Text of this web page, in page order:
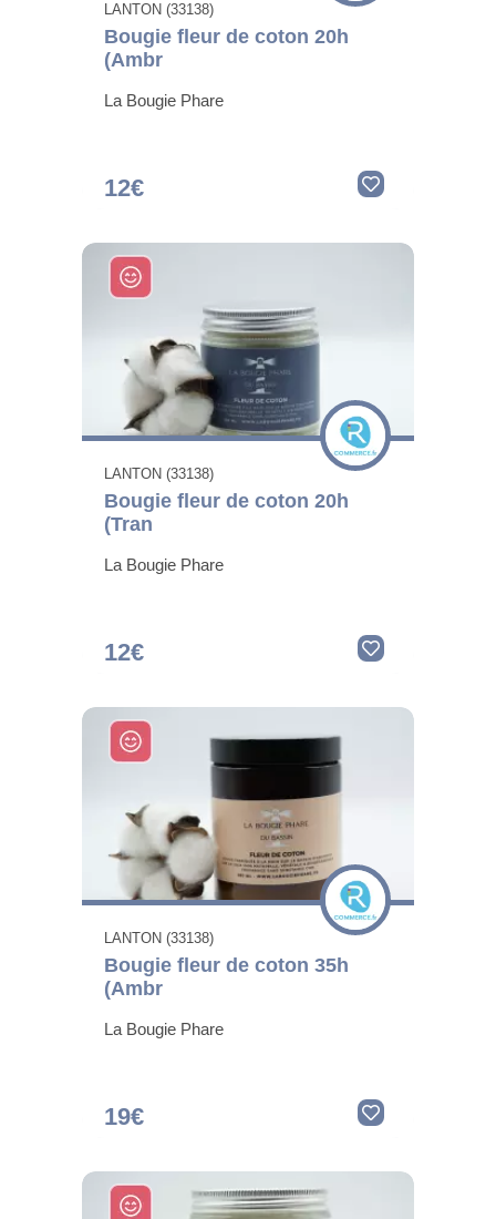
LANTON (33138)
Bougie fleur de coton 20h
(Ambr
La Bougie Phare
12€
LANTON (33138)
Bougie fleur de coton 20h
(Tran
La Bougie Phare
12€
LANTON (33138)
Bougie fleur de coton 35h
(Ambr
La Bougie Phare
19€